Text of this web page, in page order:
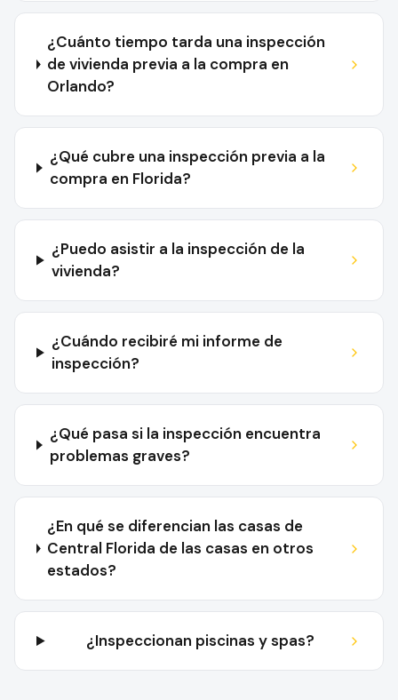
¿Cuánto tiempo tarda una inspección
de vivienda previa a la compra en
Orlando?
¿Qué cubre una inspección previa a la
compra en Florida?
¿Puedo asistir a la inspección de la
vivienda?
¿Cuándo recibiré mi informe de
inspección?
¿Qué pasa si la inspección encuentra
problemas graves?
¿En qué se diferencian las casas de
Central Florida de las casas en otros
estados?
¿Inspeccionan piscinas y spas?